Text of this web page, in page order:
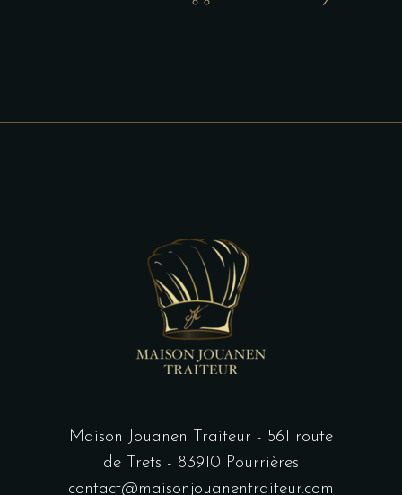
Maison Jouanen Traiteur - 561 route
de Trets - 83910 Pourrières
contact@maisonjouanentraiteur.com